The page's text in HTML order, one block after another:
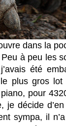
dans la
à peu les
été
plus gros lot
pour
je décide
sympa, il